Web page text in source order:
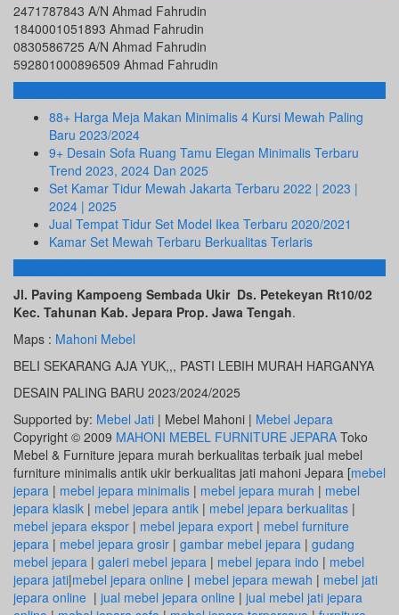
2471787843 A/N Ahmad Fahrudin
1840001051893 Ahmad Fahrudin
0830586725 A/N Ahmad Fahrudin
592801000896509 Ahmad Fahrudin
Info Terbaru
88+ Harga Meja Makan Minimalis 4 Kursi Mewah Paling
Baru 2023/2024
9+ Desain Sofa Ruang Tamu Elegan Minimalis Terbaru
Trend 2023, 2024 Dan 2025
Set Kamar Tidur Mewah Jakarta Terbaru 2022 | 2023 |
2024 | 2025
Jual Tempat Tidur Set Model Ikea Terbaru 2020/2021
Kamar Set Mewah Terbaru Berkualitas Terlaris
ALAMAT KAMI
Jl. Paving Kampoeng Sembada Ukir Ds. Petekeyan Rt10/02
Kec. Tahunan Kab. Jepara Prop. Jawa Tengah.
Maps : Mahoni Mebel
BELI SEKARANG AJA YUK,,, PASTI LEBIH MURAH HARGANYA
DESAIN PALING BARU 2023/2024/2025
Supported by: Mebel Jati | Mebel Mahoni | Mebel Jepara
Copyright © 2009 MAHONI MEBEL FURNITURE JEPARA Toko
Mebel & Furniture jepara murah berkualitas terbaik jual mebel
furniture minimalis antik ukir berkualitas jati mahoni Jepara [mebel
jepara | mebel jepara minimalis | mebel jepara murah | mebel
jepara klasik | mebel jepara antik | mebel jepara berkualitas |
mebel jepara ekspor | mebel jepara export | mebel furniture
jepara | mebel jepara grosir | gambar mebel jepara | gudang
mebel jepara | galeri mebel jepara | mebel jepara indo | mebel
jepara jati|mebel jepara online | mebel jepara mewah | mebel jati
jepara online | jual mebel jepara online | jual mebel jati jepara